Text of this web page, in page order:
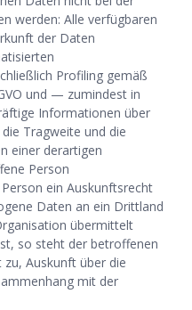
werden: Alle verfügbaren
der Daten
Profiling gemäß
und — zumindest in
Informationen über
Tragweite und die
einer derartigen
Person
ein Auskunftsrecht
Daten an ein Drittland
übermittelt
so steht der betroffenen
zu, Auskunft über die
mit der